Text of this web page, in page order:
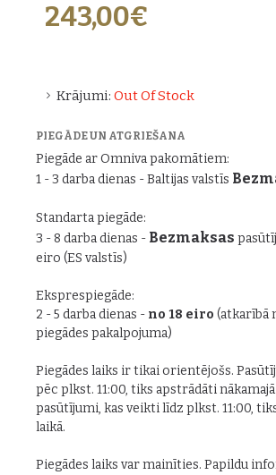
Krājumi: Out Of Stock
243,00€
PIEGĀDE UN ATGRIEŠANA
Piegāde ar Omniva pakomātiem:
1 - 3 darba dienas - Baltijas valstīs
Standarta piegāde:
3 - 8 darba dienas - Bezmaksas
eiro (ES valstīs)
Eksprespiegāde:
2 - 5 darba dienas - no 18 eiro (atkarībā
piegādes pakalpojuma)
Piegādes laiks ir tikai orientējošs.
pēc plkst. 11:00, tiks apstrādāti
pasūtījumi, kas veikti līdz plkst. 11:00,
laikā.
Piegādes laiks var mainīties. Papildu